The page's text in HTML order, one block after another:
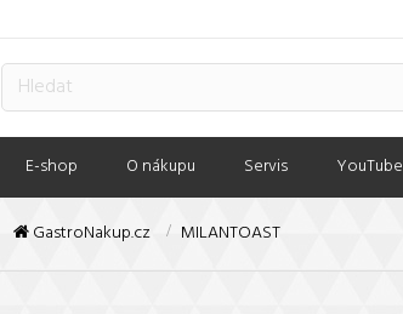
E-shop O nákupu Servis YouTube
GastroNakup.cz MILANTOAST